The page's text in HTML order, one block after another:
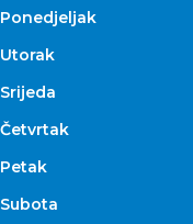
Ponedjeljak
Utorak
Srijeda
Četvrtak
Petak
Subota